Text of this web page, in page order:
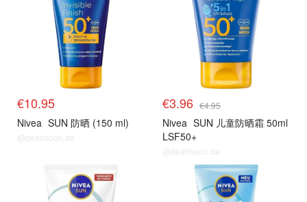
€10.95
Nivea SUN 防晒 (150 ml)
@dealmoon.de
€3.96 €4.95
Nivea SUN 儿童防晒霜 50ml
LSF50+
@dealmoon.de